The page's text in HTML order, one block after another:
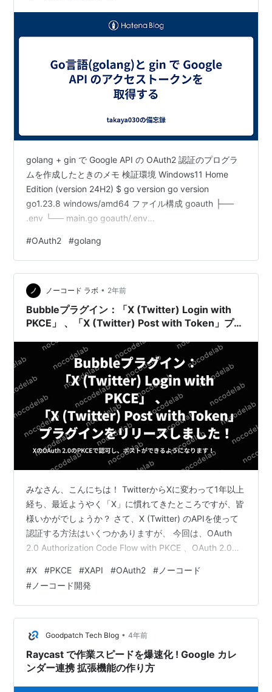
golang + gin で Google API の OAuth2 認証のプログラ
ムを作成したときのメモ 検証環境 Windows11 Home
Edition (version 24H2) $ go version go version
go1.23.8 windows/amd64 ファイル構成 goauth ├──
.env └── main.go goauth/.env
OAUTH_CLIENT_ID="Your-Client-Id"
OAUTH_CLIENT_SECRET="Your-Client-Secret" OA…
#OAuth2 #golang
ノーコード ラボ • 2年前
Bubbleプラグイン：「X (Twitter) Login with
PKCE」 、「X (Twitter) Post with Token」プラ
みなさん、こんにちは！ TwitterからXに変わって1年以上
経ち、最近ようやく「X」に慣れてきたところですが、皆
様いかがでしょうか？ さて、X (Twitter) のAPIを使って
認証する方法はいくつかありますが、 今回は、OAuth
2.0 Authorization Code Flow with PKCE 、OAuth 2.0の
うなプラグインを作成しましたのでご紹介いたしま
す！！ 1. プラグイン概要 1.1. X (Twitter) Login with
PKCE 1.1.1. X - getRedirectURL 1.1.2.…
#X #PKCE #XAPI #OAuth2 # ノーコード
# ノーコード開発
Goodpatch Tech Blog • 4年前
Raycast で作業スピードを爆速化 ! Google カレ
ンダー連携 拡張機能の作り方